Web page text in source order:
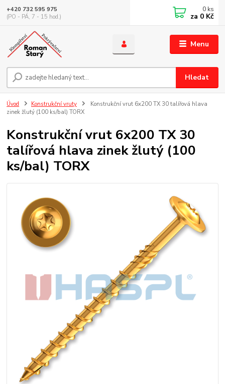
Menu
Hledat
+420 732 595 975
(PO - PÁ, 7 - 15 hod.)
0 ks
za 0 Kč
Úvod Konstrukční vruty
Konstrukční vrut 6x200 TX 30 talířová hlava
zinek žlutý (100 ks/bal) TORX
Konstrukční vrut 6x200 TX 30
talířová hlava zinek žlutý (100
ks/bal) TORX